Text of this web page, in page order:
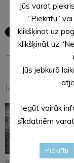
← Iepriekšējā ziņa
Iesakām arī šo
Jūs varat
“Piekrītu”
klikšķinot uz
klikšķināt uz
Jūs jebkurā
Iegūt vairāk
sīkdatnēm
Piekrītu